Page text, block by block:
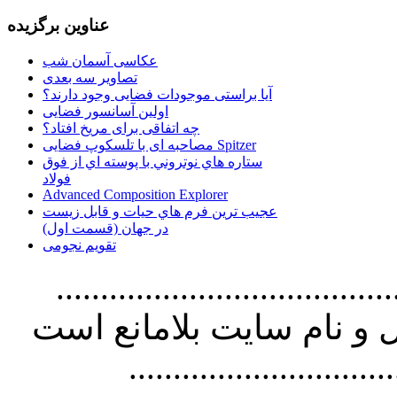
عناوین برگزیده
عکاسی آسمان شب
تصاویر سه بعدی
آیا براستی موجودات فضایی وجود دارند؟
اولین آسانسور فضایی
چه اتفاقی برای مریخ افتاد؟
مصاحبه ای با تلسکوپ فضایی Spitzer
ستاره هاي نوتروني با پوسته اي از فوق
فولاد
Advanced Composition Explorer
عجیب ترین فرم هاي حيات و قابل زيست
در جهان (قسمت اول)
تقویم نجومی
استفاده از
نام سايت بلامانع است